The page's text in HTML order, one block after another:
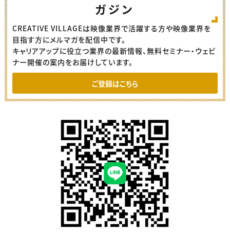
ガジン
CREATIVE VILLAGEは映像業界で活躍する方や映像業界を
目指す方にメルマガを配信中です。
キャリアアップに役立つ業界の最新情報、無料セミナー・ウェビ
ナー開催の案内をお届けしています。
ご登録はこちら